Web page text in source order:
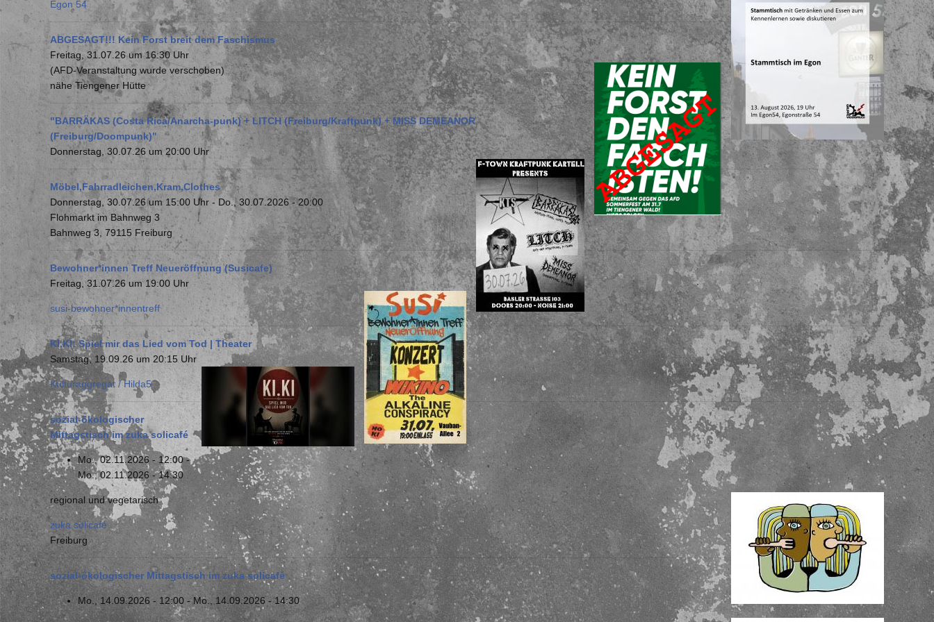
Egon 54
ABGESAGT!!! Kein Forst breit dem Faschismus
Freitag, 31.07.26 um 16:30 Uhr
(AFD-Veranstaltung wurde verschoben)
nähe Tiengener Hütte
"BARRÄKAS (Costa Rica/Anarcha-punk) + LITCH (Freiburg/Kraftpunk) + MISS DEMEANOR
(Freiburg/Doompunk)"
Donnerstag, 30.07.26 um 20:00 Uhr
Möbel,Fahrradleichen,Kram,Clothes
Donnerstag, 30.07.26 um 15:00 Uhr - Do., 30.07.2026 - 20:00
Flohmarkt im Bahnweg 3
Bahnweg 3, 79115 Freiburg
Bewohner*innen Treff Neueröffnung (Susicafe)
Freitag, 31.07.26 um 19:00 Uhr
susi-bewohner*innentreff
KI.KI: Spiel mir das Lied vom Tod | Theater
Samstag, 19.09.26 um 20:15 Uhr
Kulturaggregat / Hilda5
sozial-ökologischer
Mittagstisch im zuka solicafé
Mo., 02.11.2026 - 12:00-
Mo., 02.11.2026 - 14:30
regional und vegetarisch
zuka solicafé
Freiburg
sozial-ökologischer Mittagstisch im zuka solicafé
Mo., 14.09.2026 - 12:00 -Mo., 14.09.2026 - 14:30